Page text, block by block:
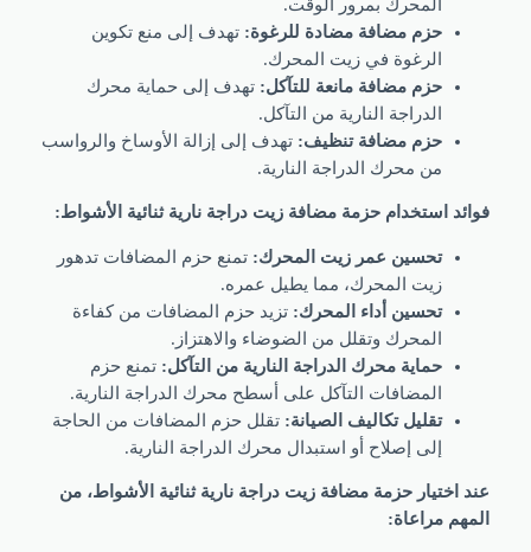
المحرك بمرور الوقت.
حزم مضافة مضادة للرغوة:تهدف إلى منع تكوين
الرغوة في زيت المحرك.
حزم مضافة مانعة للتآكل:تهدف إلى حماية محرك
الدراجة النارية من التآكل.
حزم مضافة تنظيف:تهدف إلى إزالة الأوساخ والرواسب
من محرك الدراجة النارية.
استخدام حزمة مضافة زيت دراجة نارية ثنائية الأشواط:
تحسين عمر زيت المحرك:
تمنع حزم المضافات تدهور
زيت المحرك، مما يطيل عمره.
تحسين أداء المحرك:
تزيد حزم المضافات من كفاءة
المحرك وتقلل من الضوضاء والاهتزاز.
حماية محرك الدراجة النارية من التآكل:تمنع حزم
المضافات التآكل على أسطح محرك الدراجة النارية.
تقليل تكاليف الصيانة:تقلل حزم المضافات من الحاجة
إلى إصلاح أو استبدال محرك الدراجة النارية.
اختيار حزمة مضافة زيت دراجة نارية ثنائية الأشواط، من
مراعاة: